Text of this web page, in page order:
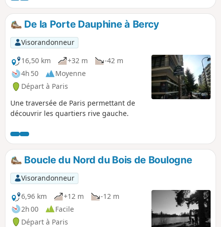
De la Porte Dauphine à Bercy
Visorandonneur
16,50 km
+32 m
-42 m
4h 50
Moyenne
Départ à Paris
Une traversée de Paris permettant de
découvrir les quartiers rive gauche.
Boucle du Nord du Bois de Boulogne
Visorandonneur
6,96 km
+12 m
-12 m
2h 00
Facile
Départ à Paris